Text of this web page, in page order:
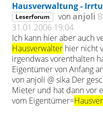
Hausverwaltung -
Leserforum vonanjoli
31.01.2006 19:04
Ich kann hier aber auch
Hausverwalter hier nicht
irgendwas vorenthalten
Eigentümer von Anfang
von anjoli @ sika Der
Mieter und hat dann vor
vom Eigentümer=